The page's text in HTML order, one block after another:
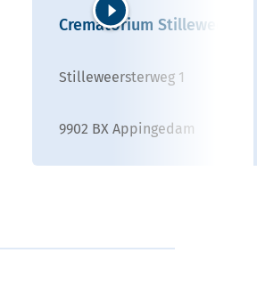
Crematorium Stilleweer
Stilleweersterweg 1
9902 BX Appingedam